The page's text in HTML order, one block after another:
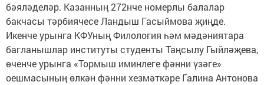
бәяләделәр. Казанның 272нче номерлы балалар
бакчасы тәрбиячесе Ландыш Гасыймова җиңде.
Икенче урынга КФУның Филология һәм мәдәниятара
багланышлар институты студенты Таңсылу Гыйләҗева,
өченче урынга «Тормыш иминлеге фәнни үзәге»
оешмасының өлкән фәнни хезмәткәре Галина Антонова